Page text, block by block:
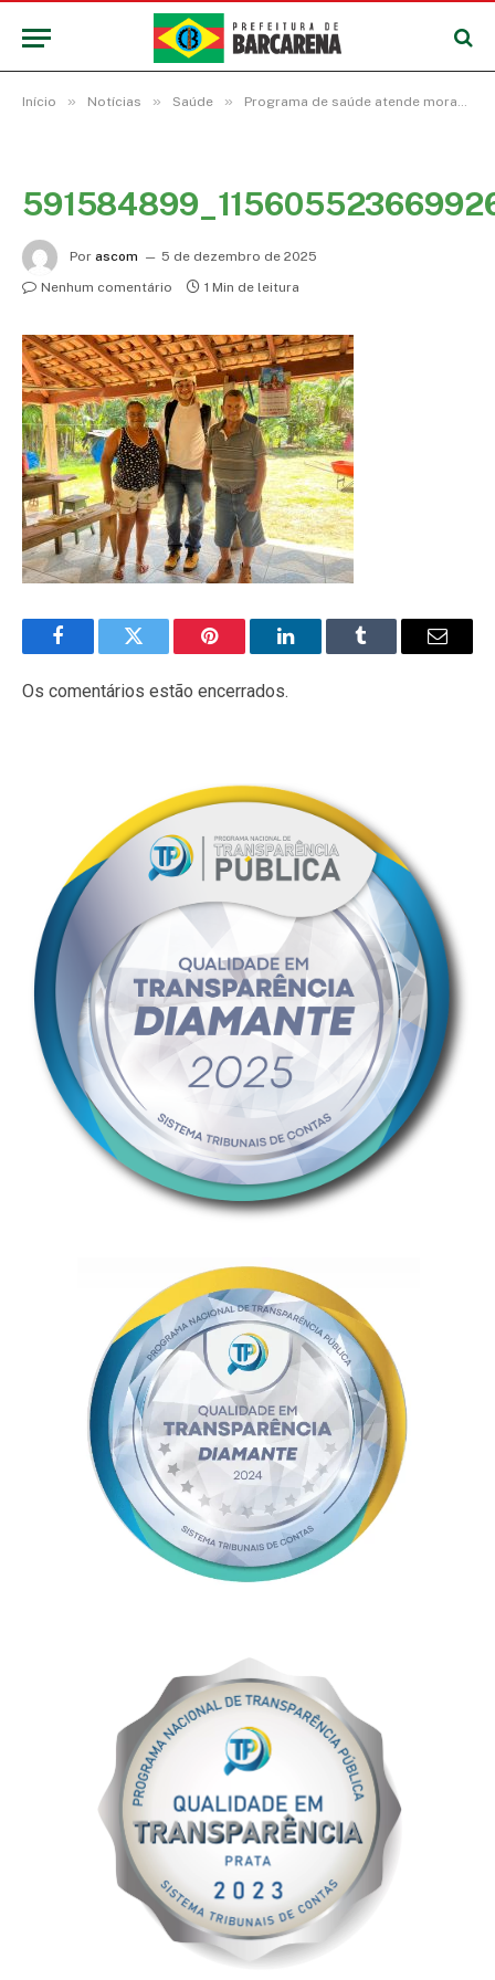
Início » Notícias » Saúde » Programa de saúde atende moradores da zona rural e das ilhas de Barcarena
Por ascom
5 de dezembro de 2025
Nenhum comentário
1 Min de leitura
FacebookTwitter Pinterest LinkedInTumblr
E-
Os comentários estão encerrados.